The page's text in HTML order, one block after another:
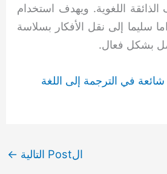
اللغوية. ويهدف استخدام
سليما إلى نقل الأفكار بسلاسة
بشكل فعال.
شائعة في الترجمة إلى اللغة
الPost التالية ←